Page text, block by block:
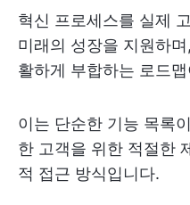
혁신 프로세스를 실제
미래의 성장을 지원하
활하게 부합하는 로드
이는 단순한 기능 목록
한 고객을 위한 적절한
적 접근 방식입니다.